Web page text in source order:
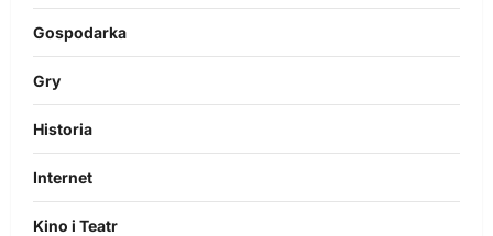
Gospodarka
Gry
Historia
Internet
Kino i Teatr